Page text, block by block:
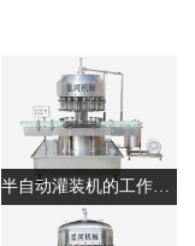
半自动灌装机的工作原理和优势、灌装机报价